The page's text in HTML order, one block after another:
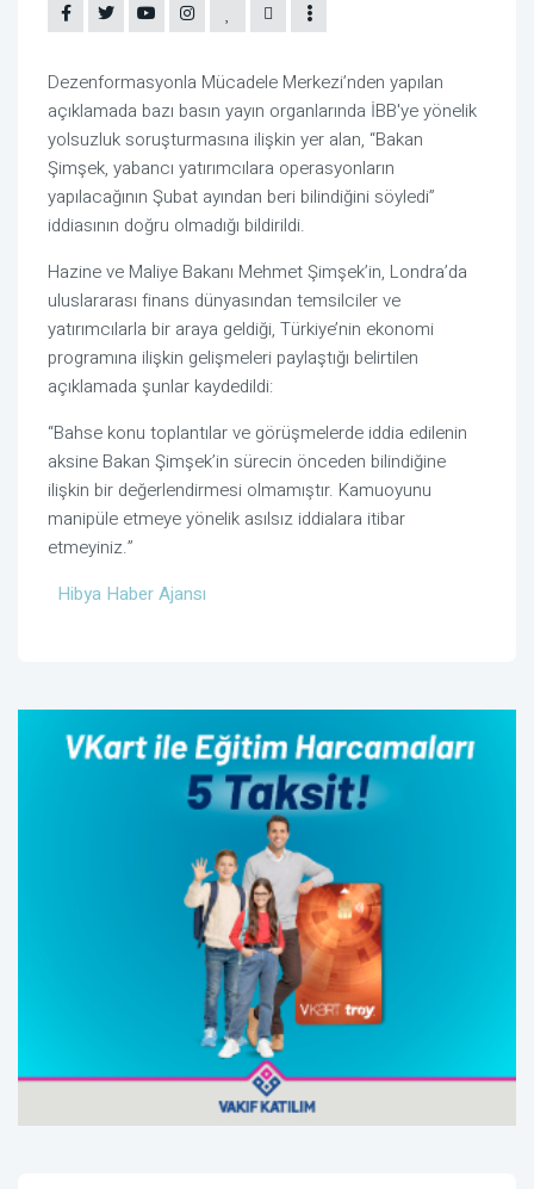
Dezenformasyonla Mücadele Merkezi’nden yapılan
açıklamada bazı basın yayın organlarında İBB'ye yönelik
yolsuzluk soruşturmasına ilişkin yer alan, “Bakan
Şimşek, yabancı yatırımcılara operasyonların
yapılacağının Şubat ayından beri bilindiğini söyledi”
iddiasının doğru olmadığı bildirildi.
Hazine ve Maliye Bakanı Mehmet Şimşek’in, Londra’da
uluslararası finans dünyasından temsilciler ve
yatırımcılarla bir araya geldiği, Türkiye’nin ekonomi
programına ilişkin gelişmeleri paylaştığı belirtilen
açıklamada şunlar kaydedildi:
“Bahse konu toplantılar ve görüşmelerde iddia edilenin
aksine Bakan Şimşek’in sürecin önceden bilindiğine
ilişkin bir değerlendirmesi olmamıştır. Kamuoyunu
manipüle etmeye yönelik asılsız iddialara itibar
etmeyiniz.”
Hibya Haber Ajansı